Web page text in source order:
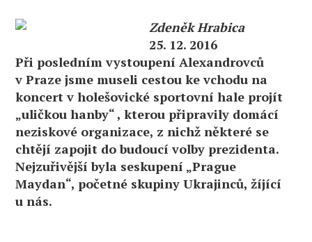
Zdeněk Hrabica
25. 12. 2016
Při posledním vystoupení Alexandrovců
v Praze jsme museli cestou ke vchodu na
koncert v holešovické sportovní hale projít
„uličkou hanby“ , kterou připravily domácí
neziskové organizace, z nichž některé se
chtějí zapojit do budoucí volby prezidenta.
Nejzuřivější byla seskupení „Prague
Maydan“, početné skupiny Ukrajinců, žíjící
u nás.